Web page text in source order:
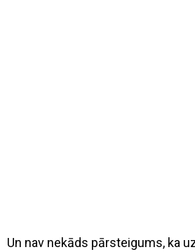
Un nav nekāds pārsteigums, ka